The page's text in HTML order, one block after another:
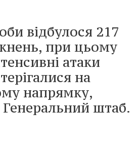
відбулося 217
при цьому
атаки
на
напрямку,
штаб.